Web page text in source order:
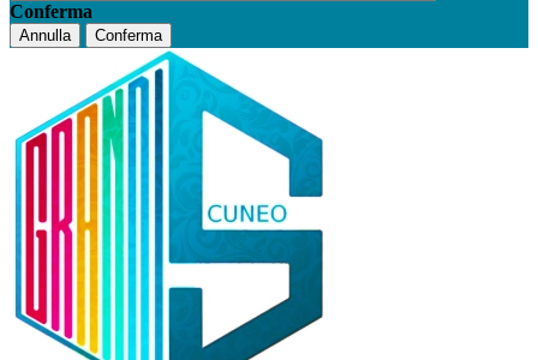
Conferma
Annulla Conferma